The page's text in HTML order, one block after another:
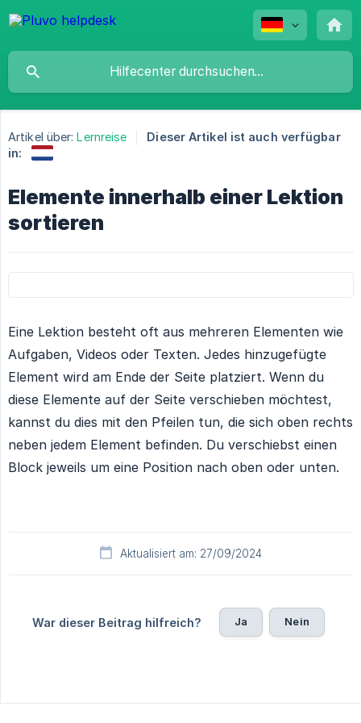
Artikel über: Lernreise
Dieser Artikel ist auch verfügbar
in:
Elemente innerhalb einer Lektion
sortieren
Eine Lektion besteht oft aus mehreren Elementen wie
Aufgaben, Videos oder Texten. Jedes hinzugefügte
Element wird am Ende der Seite platziert. Wenn du
diese Elemente auf der Seite verschieben möchtest,
kannst du dies mit den Pfeilen tun, die sich oben rechts
neben jedem Element befinden. Du verschiebst einen
Block jeweils um eine Position nach oben oder unten.
Aktualisiert am: 27/09/2024
War dieser Beitrag hilfreich? Ja Nein